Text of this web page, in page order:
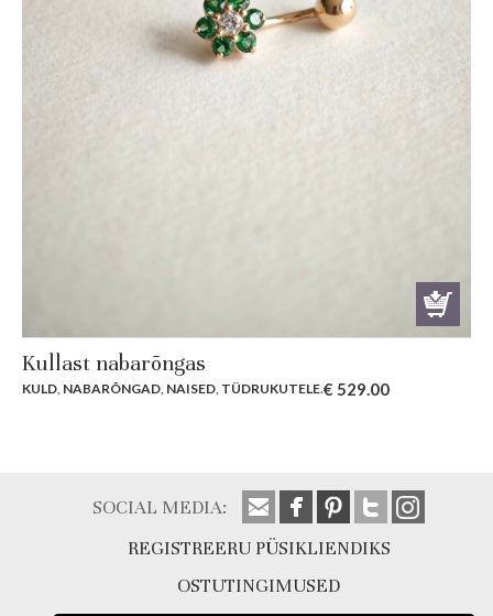
Kullast nabarõngas
KULD NABARÕNGAD NAISED TÜDRUKUTELE.€ 529.00
SOCIAL MEDIA:
REGISTREERU PÜSIKLIENDIKS
OSTUTINGIMUSED